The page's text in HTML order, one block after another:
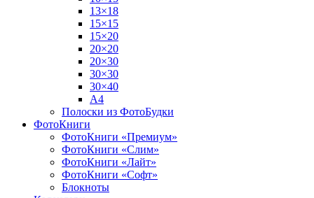
13×18
15×15
15×20
20×20
20×30
30×30
30×40
A4
Полоски из ФотоБудки
ФотоКниги
ФотоКниги «Премиум»
ФотоКниги «Слим»
ФотоКниги «Лайт»
ФотоКниги «Софт»
Блокноты